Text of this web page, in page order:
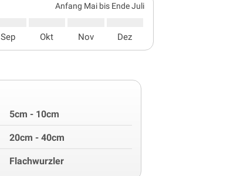
Anfang Mai bis Ende Juli
Sep Okt Nov Dez
5cm - 10cm
20cm - 40cm
Flachwurzler